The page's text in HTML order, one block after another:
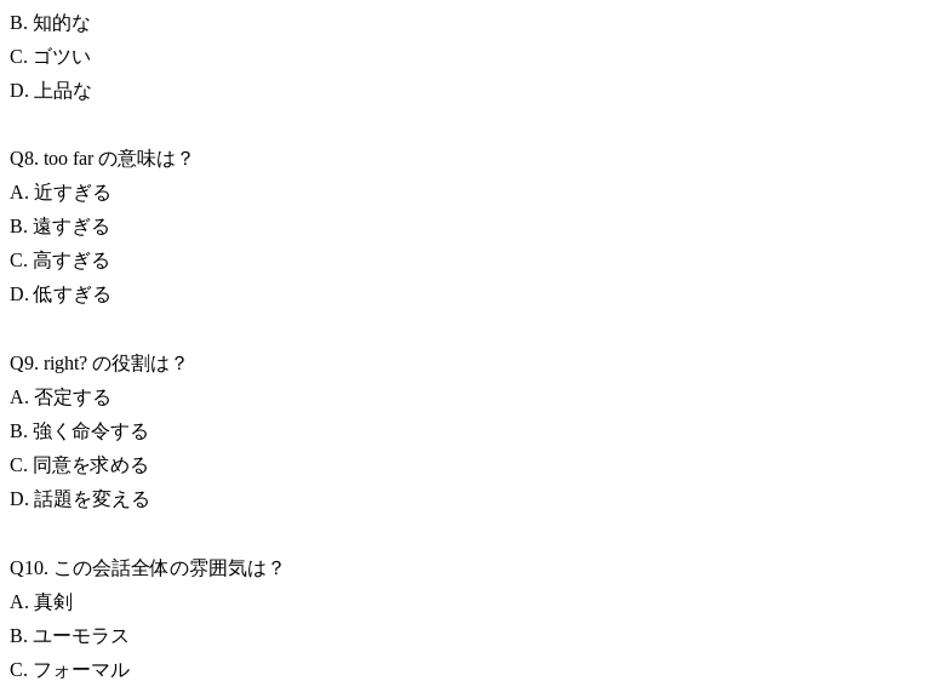
B. 知的な
C. ゴツい
D. 上品な
Q8. too far の意味は？
A. 近すぎる
B. 遠すぎる
C. 高すぎる
D. 低すぎる
Q9. right? の役割は？
A. 否定する
B. 強く命令する
C. 同意を求める
D. 話題を変える
Q10. この会話全体の雰囲気は？
A. 真剣
B. ユーモラス
C. フォーマル